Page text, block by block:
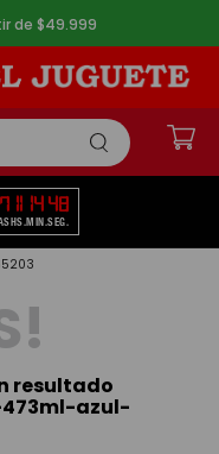
de $49.999
11
HS.
14
MIN.
48
SEG.
resultado
azul-